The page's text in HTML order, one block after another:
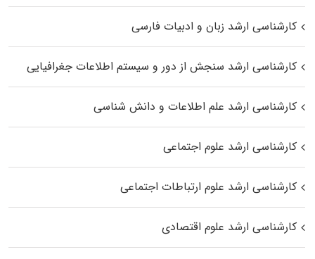
کارشناسی ارشد زبان و ادبیات فارسی
کارشناسی ارشد سنجش از دور و سیستم اطلاعات جغرافیایی
کارشناسی ارشد علم اطلاعات و دانش شناسی
کارشناسی ارشد علوم اجتماعی
کارشناسی ارشد علوم ارتباطات اجتماعی
کارشناسی ارشد علوم اقتصادی